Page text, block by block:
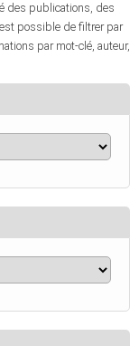
des publications, des
possible de filtrer par
par mot-clé, auteur,